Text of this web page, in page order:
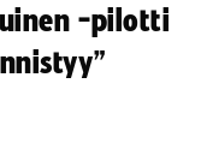
-pilotti